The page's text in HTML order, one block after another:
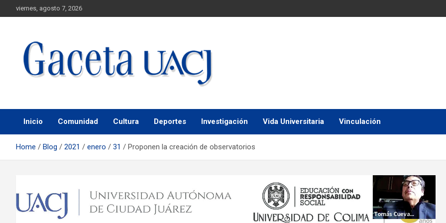
viernes, agosto 7, 2026
Gaceta UACJ
Inicio Comunidad Cultura Deportes Investigación Vida Universitaria Vinculación
Home Blog 2021 enero 31 Proponen la creación de observatorios